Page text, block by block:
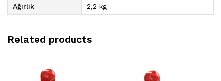
Ağırlık 2,2 kg
Related products